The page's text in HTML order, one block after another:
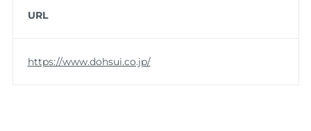
URL
https://www.dohsui.co.jp/